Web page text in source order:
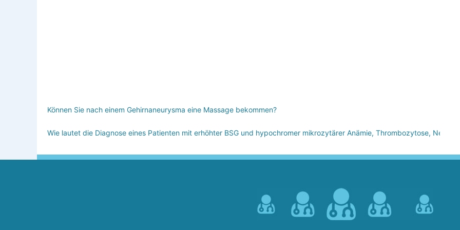
Können Sie nach einem Gehirnaneurysma eine Massage bekommen?
Wie lautet die Diagnose eines Patienten mit erhöhter BSG und hypochromer mikrozytärer Anämie, Thrombozytose,